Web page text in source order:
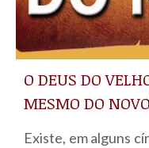
O DEUS DO
MESMO DO
Existe, em alguns